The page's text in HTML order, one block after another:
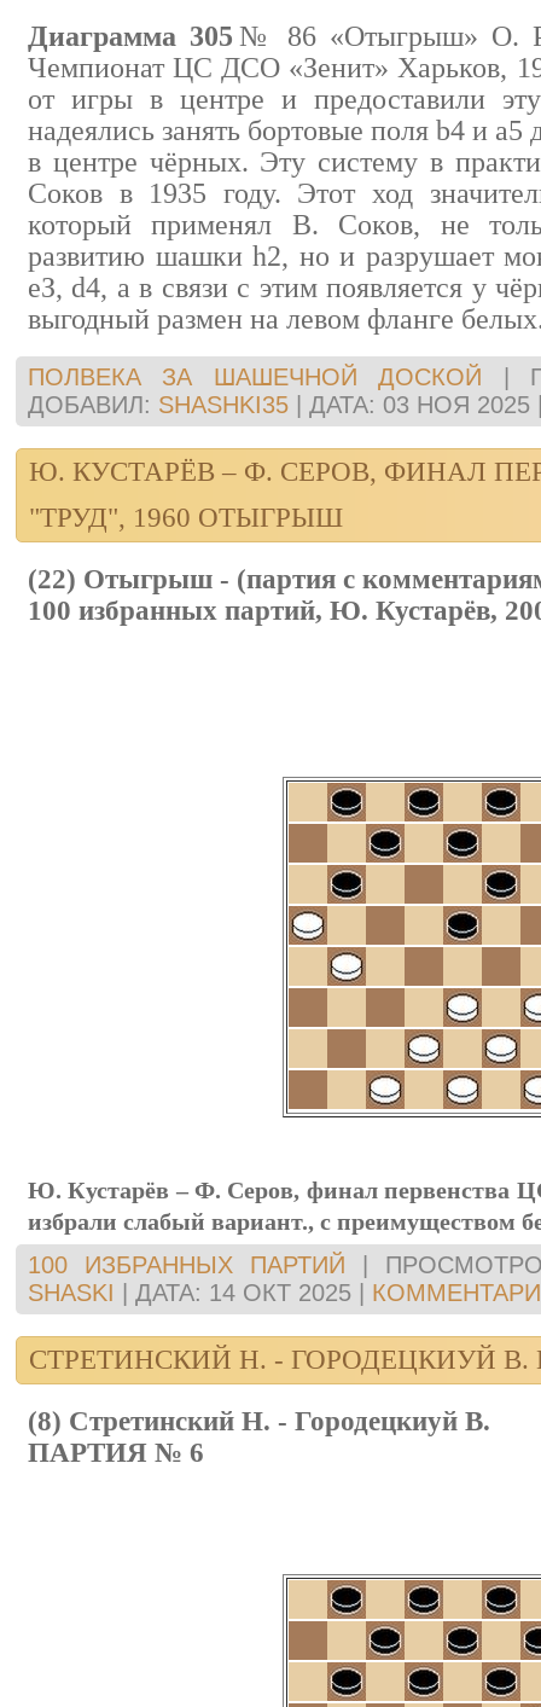
Диаграмма 305 № 86 «Отыгрыш» О.
Чемпионат ЦС ДСО «Зенит» Харьков,
от игры в центре и предоставили
надеялись занять бортовые поля b4 и а5
в центре чёрных. Эту систему в
Соков в 1935 году. Этот ход
который применял В. Соков, не
развитию шашки h2, но и разрушает
еЗ, d4, а в связи с этим появляется у
выгодный размен на левом фланге
ПОЛВЕКА ЗА ШАШЕЧНОЙ ДОСКОЙ
ДОБАВИЛ: SHASHKI35 ДАТА: 03 НОЯ 2025
Ю. КУСТАРЁВ – Ф. СЕРОВ, ФИНАЛ
"ТРУД", 1960 ОТЫГРЫШ
(22) Отыгрыш - (партия с
100 избранных партий, Ю. Кустарёв,
Ю. Кустарёв – Ф. Серов, финал первенства
избрaли cлaбый вaриaнт., c преимущеcтвом
100 ИЗБРАННЫХ ПАРТИЙ
SHASKI
ДАТА: 14 ОКТ 2025
СТРЕТИНСКИЙ Н. - ГОРОДЕЦКИУЙ В.
(8) Стретинский Н. - Городецкиуй В.
ПАРТИЯ № 6